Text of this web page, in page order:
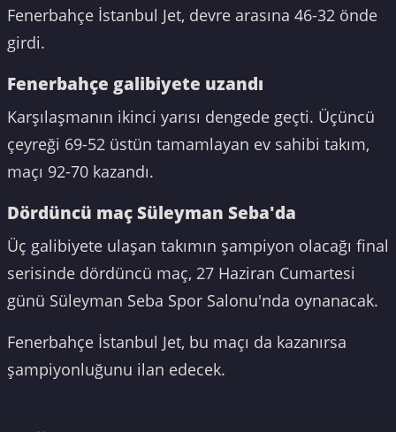
Fenerbahçe İstanbul Jet, devre arasına 46-32 önde
girdi.
Fenerbahçe galibiyete uzandı
Karşılaşmanın ikinci yarısı dengede geçti. Üçüncü
çeyreği 69-52 üstün tamamlayan ev sahibi takım,
maçı 92-70 kazandı.
Dördüncü maç Süleyman Seba'da
Üç galibiyete ulaşan takımın şampiyon olacağı final
serisinde dördüncü maç, 27 Haziran Cumartesi
günü Süleyman Seba Spor Salonu'nda oynanacak.
Fenerbahçe İstanbul Jet, bu maçı da kazanırsa
şampiyonluğunu ilan edecek.